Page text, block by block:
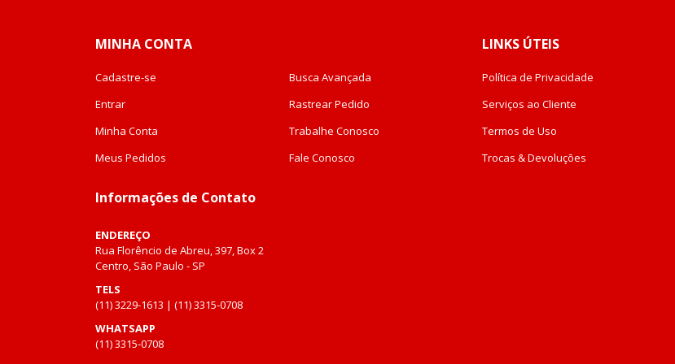
MINHA CONTA
Cadastre-se
Entrar
Minha Conta
Meus Pedidos
Busca Avançada
Rastrear Pedido
Trabalhe Conosco
Fale Conosco
LINKS ÚTEIS
Política de Privacidade
Serviços ao Cliente
Termos de Uso
Trocas & Devoluções
Informações de Contato
ENDEREÇO
Rua Florêncio de Abreu, 397, Box 2
Centro, São Paulo - SP
TELS
(11) 3229-1613 | (11) 3315-0708
WHATSAPP
(11) 3315-0708